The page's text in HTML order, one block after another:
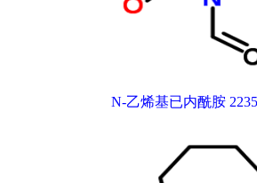
N-乙烯基已内酰胺